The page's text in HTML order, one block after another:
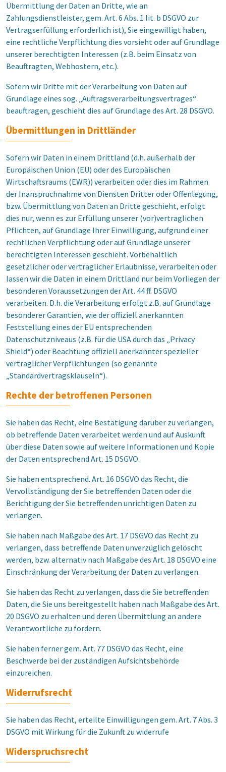
Übermittlung der Daten an Dritte, wie an
Zahlungsdienstleister, gem. Art. 6 Abs. 1 lit. b DSGVO zur
Vertragserfüllung erforderlich ist), Sie eingewilligt haben,
eine rechtliche Verpflichtung dies vorsieht oder auf Grundlage
unserer berechtigten Interessen (z.B. beim Einsatz von
Beauftragten, Webhostern, etc.).
Sofern wir Dritte mit der Verarbeitung von Daten auf
Grundlage eines sog. „Auftragsverarbeitungsvertrages“
beauftragen, geschieht dies auf Grundlage des Art. 28 DSGVO.
Übermittlungen in Drittländer
Sofern wir Daten in einem Drittland (d.h. außerhalb der
Europäischen Union (EU) oder des Europäischen
Wirtschaftsraums (EWR)) verarbeiten oder dies im Rahmen
der Inanspruchnahme von Diensten Dritter oder Offenlegung,
bzw. Übermittlung von Daten an Dritte geschieht, erfolgt
dies nur, wenn es zur Erfüllung unserer (vor)vertraglichen
Pflichten, auf Grundlage Ihrer Einwilligung, aufgrund einer
rechtlichen Verpflichtung oder auf Grundlage unserer
berechtigten Interessen geschieht. Vorbehaltlich
gesetzlicher oder vertraglicher Erlaubnisse, verarbeiten oder
lassen wir die Daten in einem Drittland nur beim Vorliegen der
besonderen Voraussetzungen der Art. 44 ff. DSGVO
verarbeiten. D.h. die Verarbeitung erfolgt z.B. auf Grundlage
besonderer Garantien, wie der offiziell anerkannten
Feststellung eines der EU entsprechenden
Datenschutzniveaus (z.B. für die USA durch das „Privacy
Shield“) oder Beachtung offiziell anerkannter spezieller
vertraglicher Verpflichtungen (so genannte
„Standardvertragsklauseln“).
Rechte der betroffenen Personen
Sie haben das Recht, eine Bestätigung darüber zu verlangen,
ob betreffende Daten verarbeitet werden und auf Auskunft
über diese Daten sowie auf weitere Informationen und Kopie
der Daten entsprechend Art. 15 DSGVO.
Sie haben entsprechend. Art. 16 DSGVO das Recht, die
Vervollständigung der Sie betreffenden Daten oder die
Berichtigung der Sie betreffenden unrichtigen Daten zu
verlangen.
Sie haben nach Maßgabe des Art. 17 DSGVO das Recht zu
verlangen, dass betreffende Daten unverzüglich gelöscht
werden, bzw. alternativ nach Maßgabe des Art. 18 DSGVO eine
Einschränkung der Verarbeitung der Daten zu verlangen.
Sie haben das Recht zu verlangen, dass die Sie betreffenden
Daten, die Sie uns bereitgestellt haben nach Maßgabe des Art.
20 DSGVO zu erhalten und deren Übermittlung an andere
Verantwortliche zu fordern.
Sie haben ferner gem. Art. 77 DSGVO das Recht, eine
Beschwerde bei der zuständigen Aufsichtsbehörde
einzureichen.
Widerrufsrecht
Sie haben das Recht, erteilte Einwilligungen gem. Art. 7 Abs. 3
DSGVO mit Wirkung für die Zukunft zu widerrufe
Widerspruchsrecht